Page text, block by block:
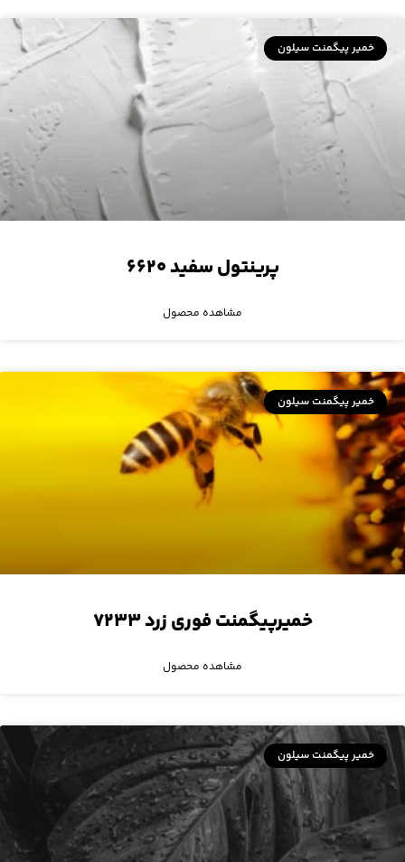
خمیر پیگمنت سیلون
پرینتول سفید ۶۶۲۰
مشاهده محصول
خمیر پیگمنت سیلون
خمیرپیگمنت فوری زرد ۷۲۳۳
مشاهده محصول
خمیر پیگمنت سیلون